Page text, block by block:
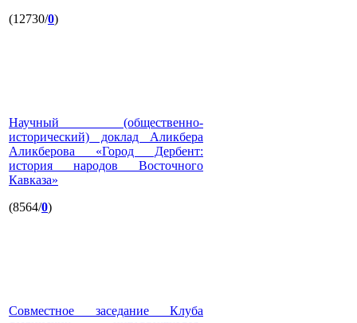
(12730/0)
Научный (общественно-
исторический) доклад Аликбера
Аликберова «Город Дербент:
история народов Восточного
Кавказа»
(8564/0)
Совместное заседание Клуба